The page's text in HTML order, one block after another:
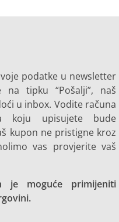
podatke u newsletter
tipku “Pošalji”, naš
u inbox. Vodite računa
koju upisujete bude
kupon ne pristigne kroz
vas provjerite vaš
je moguće primijeniti